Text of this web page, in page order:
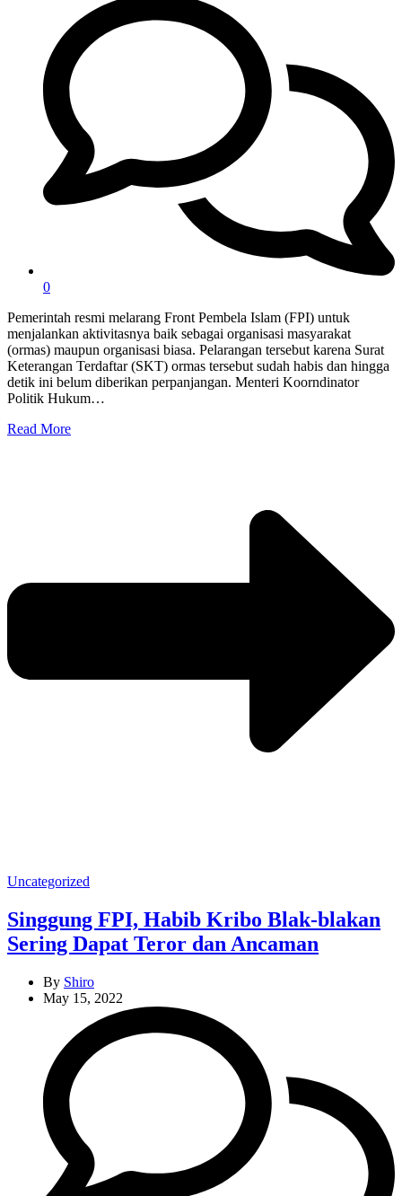
0
Pemerintah resmi melarang Front Pembela Islam (FPI) untuk
menjalankan aktivitasnya baik sebagai organisasi masyarakat
(ormas) maupun organisasi biasa. Pelarangan tersebut karena Surat
Keterangan Terdaftar (SKT) ormas tersebut sudah habis dan hingga
detik ini belum diberikan perpanjangan. Menteri Koorndinator
Politik Hukum…
Read More
Categories
Uncategorized
Singgung FPI, Habib Kribo Blak-blakan
Sering Dapat Teror dan Ancaman
By Shiro
May 15, 2022